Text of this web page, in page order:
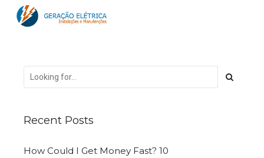
Recent Posts
How Could I Get Money Fast? 10